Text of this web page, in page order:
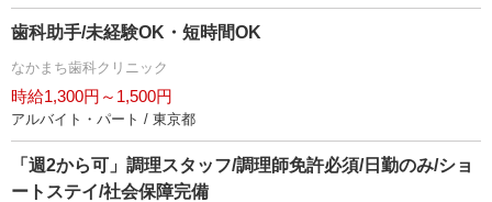
歯科助手/未経験OK・短時間OK
なかまち歯科クリニック
時給1,300円～1,500円
アルバイト・パート / 東京都
「週2から可」調理スタッフ/調理師免許必須/日勤のみ/ショ
ートステイ/社会保障完備